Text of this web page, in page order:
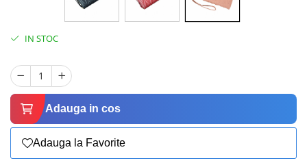
IN STOC
Adauga in cos
Adauga la Favorite